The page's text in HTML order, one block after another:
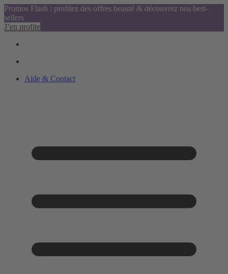
Promos Flash : profitez des offres beauté & découvrez nos best-
sellers
J’en profite
Aide & Contact